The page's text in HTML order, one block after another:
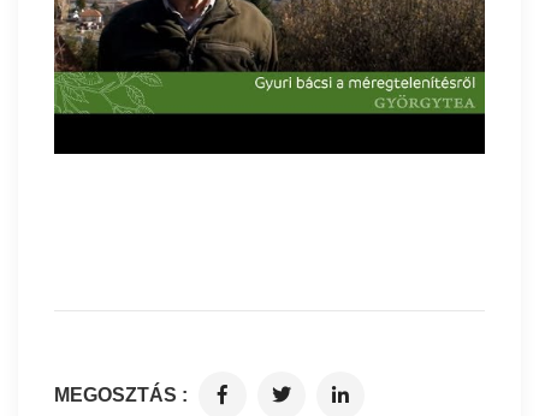
MEGOSZTÁS :